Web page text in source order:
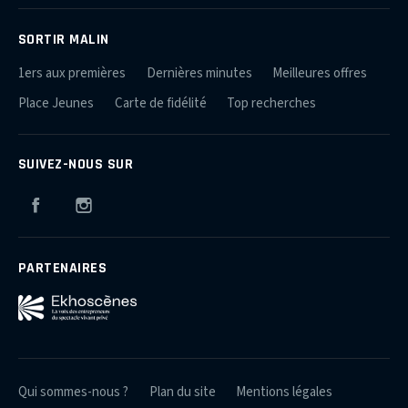
SORTIR MALIN
1ers aux premières Dernières minutes
Meilleures offres
Place Jeunes
Carte de fidélité Top recherches
SUIVEZ-NOUS SUR
Facebook
PARTENAIRES
Qui sommes-nous ? Plan du site Mentions légales